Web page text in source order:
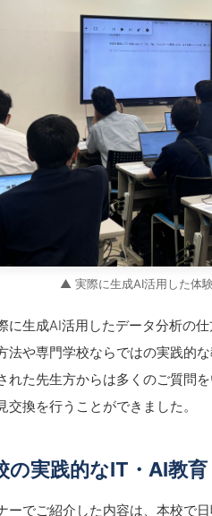
▲ 実際に生成AI活用した体
に生成AI活用したデータ分析の
法や専門学校ならではの実践的
れた先生方からは多くのご質問
交換を行うことができました。
の実践的なIT・AI教育
ーでご紹介した内容は、本校で